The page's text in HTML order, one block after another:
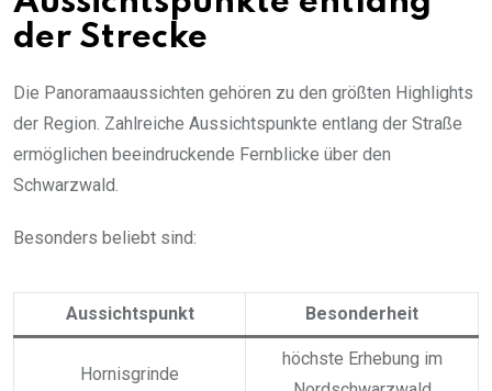
der Strecke
Die Panoramaaussichten gehören zu den größten Highlights
der Region. Zahlreiche Aussichtspunkte entlang der Straße
ermöglichen beeindruckende Fernblicke über den
Schwarzwald.
Besonders beliebt sind:
Aussichtspunkt Besonderheit
Hornisgrinde
höchste Erhebung im